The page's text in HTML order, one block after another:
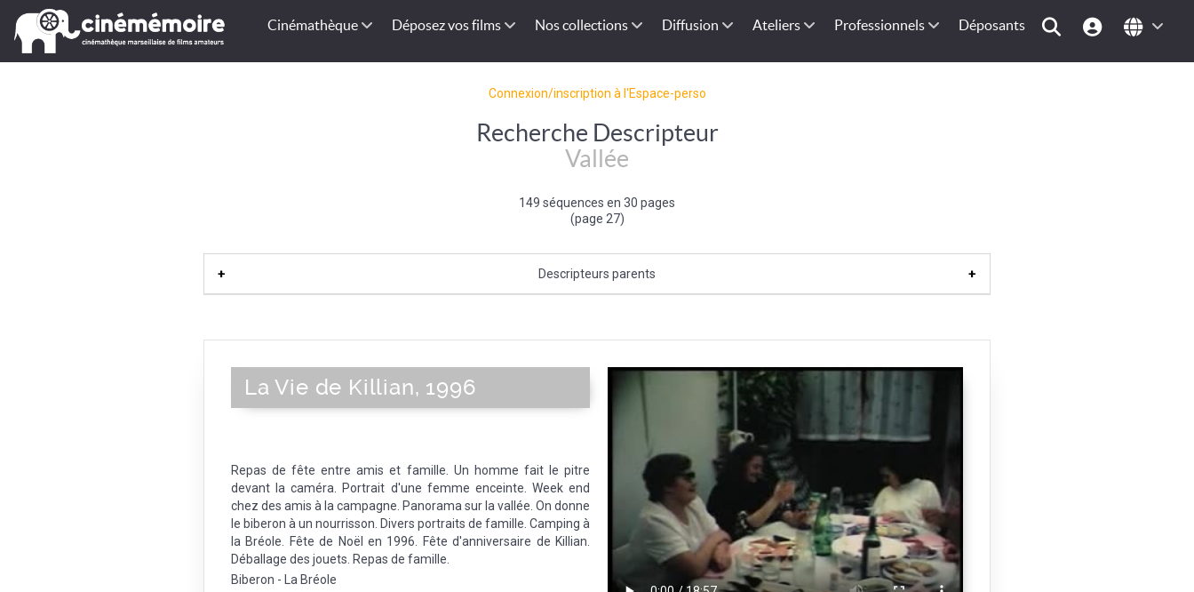
Cinémathèque Déposez vos films Nos collections Diffusion Ateliers Professionnels Déposants
Connexion/inscription à l'Espace-perso
Recherche Descripteur
Vallée
149 séquences en 30 pages
(page 27)
Descripteurs parents
La Vie de Killian, 1996
Repas de fête entre amis et famille. Un homme fait le pitre
devant la caméra. Portrait d'une femme enceinte. Week end
chez des amis à la campagne. Panorama sur la vallée. On donne
le biberon à un nourrisson. Divers portraits de famille. Camping à
la Bréole. Fête de Noël en 1996. Fête d'anniversaire de Killian.
Déballage des jouets. Repas de famille.
Biberon - La Bréole